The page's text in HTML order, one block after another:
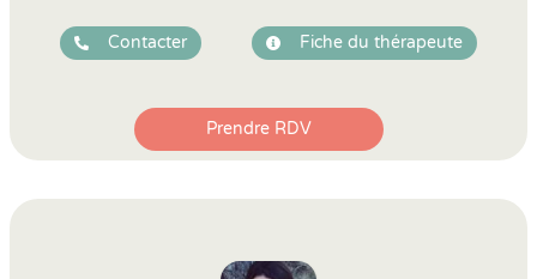
Contacter Fiche du thérapeute
Prendre RDV